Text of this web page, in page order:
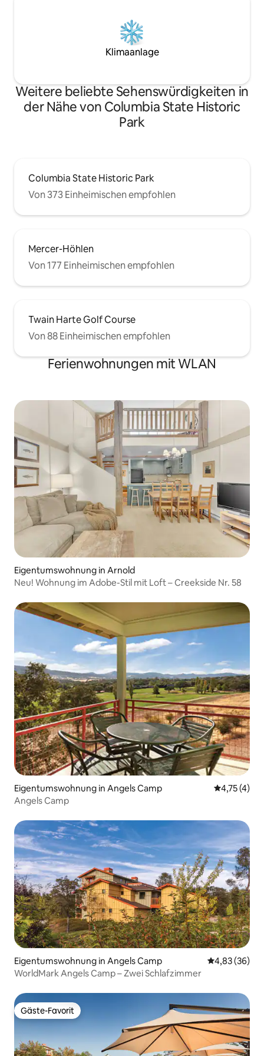
Klimaanlage
Weitere beliebte Sehenswürdigkeiten in
der Nähe von Columbia State Historic
Park
Columbia State Historic Park
Von 373 Einheimischen empfohlen
Mercer-Höhlen
Von 177 Einheimischen empfohlen
Twain Harte Golf Course
Von 88 Einheimischen empfohlen
Ferienwohnungen mit WLAN
Eigentumswohnung in Arnold
Neu! Wohnung im Adobe-Stil mit Loft – Creekside Nr. 58
Eigentumswohnung in Angels Camp
4,75 (4)
Angels Camp
Eigentumswohnung in Angels Camp
4,83 (36)
WorldMark Angels Camp – Zwei Schlafzimmer
Gäste-Favorit
Gäste-Favorit